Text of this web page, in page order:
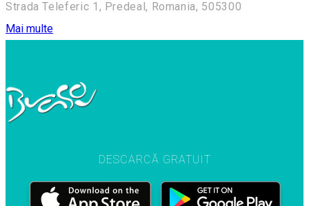
Strada Teleferic 1, Predeal, Romania, 505300
Mai multe
DESCARCĂ GRATUIT